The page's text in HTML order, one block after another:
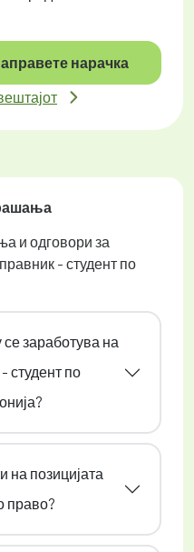
нарачка
и одговори за
- студент по
се заработува на
студент по
на позицијата
право?